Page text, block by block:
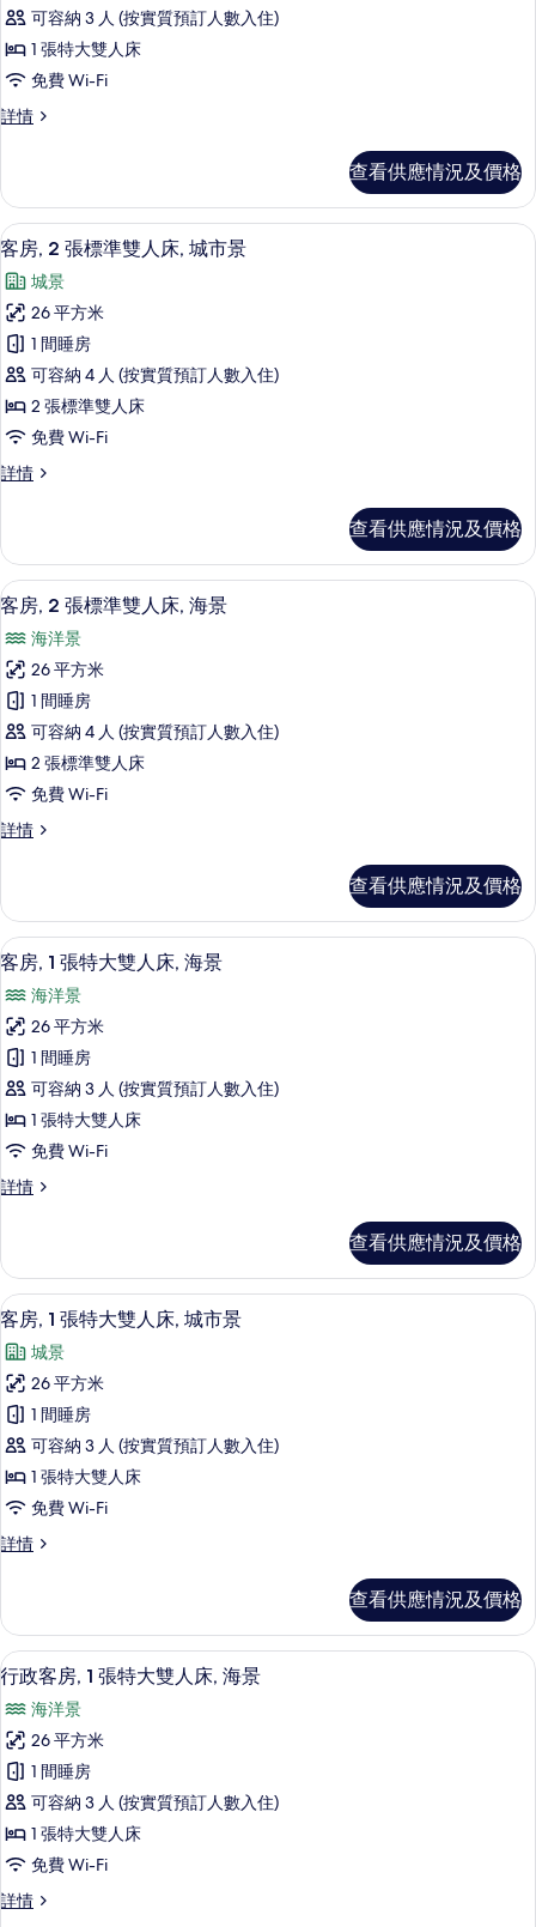
相
片
情
政
客
房,
1
特
大
雙
人
床
的
相
片
可容納 3 人 (按實質預訂人數入住)
1 張特大雙人床
免費 Wi-Fi
詳情
行
1
張
特
雙
人
床
詳
情
查看供應情況及價格
載
入
所
有
客
房,
2
張
標
雙
人
床,
城
市
景
的
相
片
埃及棉床單、高級寢具、羽絨被、特
3
客房, 2 張標準雙人床, 城市景
城景
26 平方米
1 間睡房
可容納 4 人 (按實質預訂人數入住)
2 張標準雙人床
免費 Wi-Fi
詳情
客
標
準
雙
床,
城
市
景
詳
情
查看供應情況及價格
載
入
所
有
客
房,
2
張
標
雙
人
床,
海
景
的
相
片
埃及棉床單、高級寢具、羽絨被、特
4
客房, 2 張標準雙人床, 海景
海洋景
26 平方米
1 間睡房
可容納 4 人 (按實質預訂人數入住)
2 張標準雙人床
免費 Wi-Fi
詳情
客
標
準
雙
床,
海
景
詳
情
查看供應情況及價格
載
入
所
有
客
房,
1
張
特
雙
人
床,
海
景
的
相
片
埃及棉床單、高級寢具、羽絨被、特
4
客房, 1 張特大雙人床, 海景
海洋景
26 平方米
1 間睡房
可容納 3 人 (按實質預訂人數入住)
1 張特大雙人床
免費 Wi-Fi
詳情
客
特
大
雙
床,
海
景
詳
情
查看供應情況及價格
載
入
所
有
客
房,
1
張
特
雙
人
床,
城
市
景
的
相
片
埃及棉床單、高級寢具、羽絨被、特
3
客房, 1 張特大雙人床, 城市景
城景
26 平方米
1 間睡房
可容納 3 人 (按實質預訂人數入住)
1 張特大雙人床
免費 Wi-Fi
詳情
客
特
大
雙
人
床,
城
市
景
詳
情
查看供應情況及價格
載
入
所
有
行
政
客
房,
1
埃及棉床單、高級寢具、羽絨被、特
4
行政客房, 1 張特大雙人床, 海景
海洋景
26 平方米
1 間睡房
可容納 3 人 (按實質預訂人數入住)
1 張特大雙人床
免費 Wi-Fi
詳情
行